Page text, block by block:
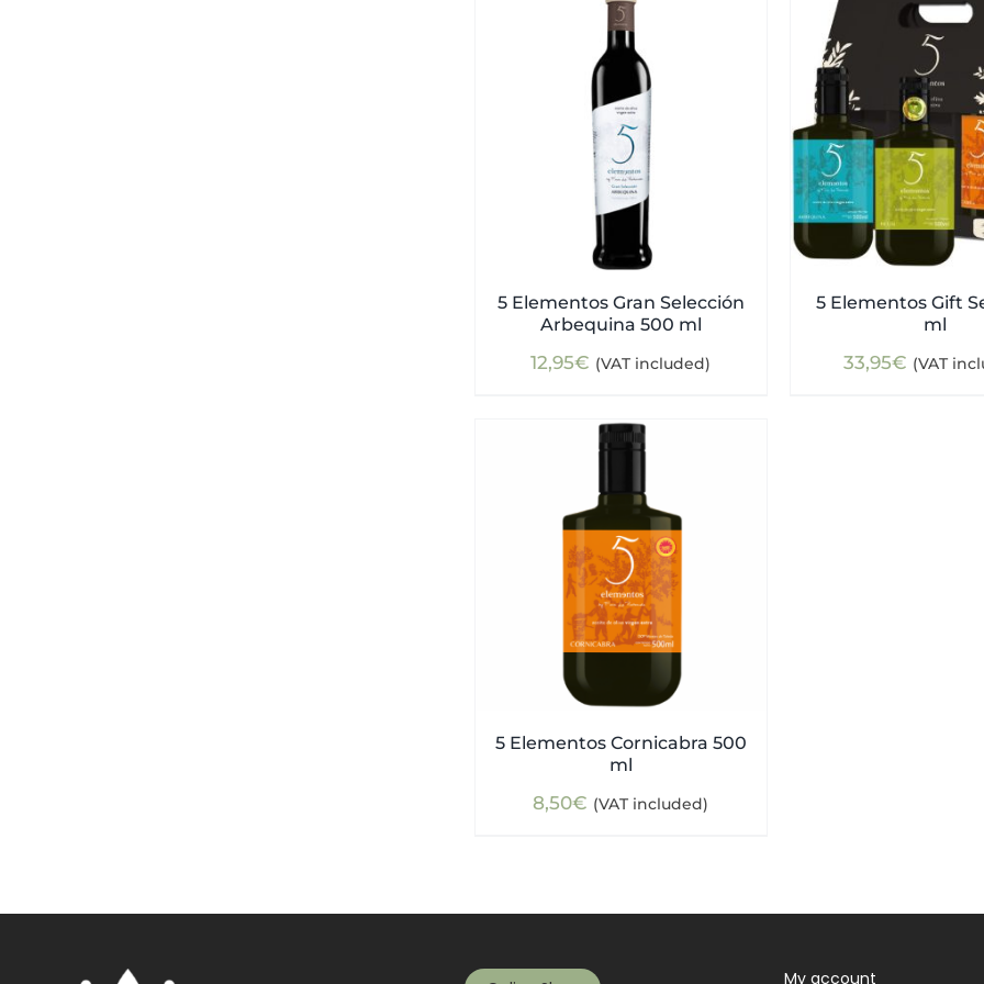
5 Elementos Gran Selección
Arbequina 500 ml
12,95€ (VAT included)
5 Elementos Gift
ml
33,95€ (VAT
5 Elementos Cornicabra 500
ml
8,50€ (VAT included)
My account